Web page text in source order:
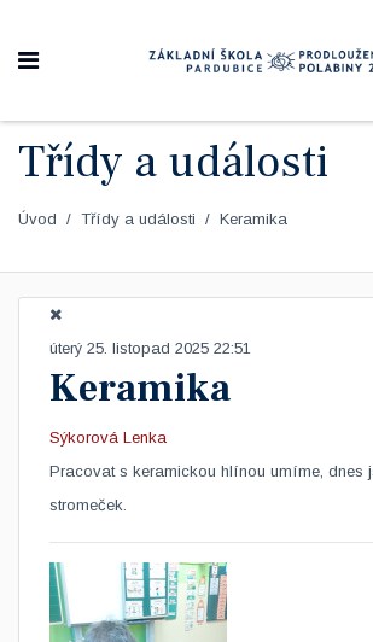
Třídy a události
Úvod Třídy a události Keramika
úterý 25. listopad 2025 22:51
Keramika
Sýkorová Lenka
Pracovat s keramickou hlínou umíme, dnes
stromeček.